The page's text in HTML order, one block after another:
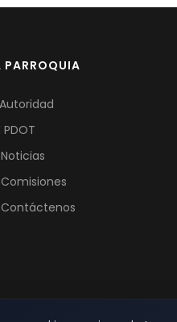
PARROQUIA
PDOT
Noticias
Comisiones
Contáctenos